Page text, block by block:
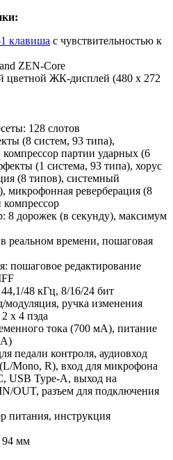
клавиша с чувствительностью к
ZEN-Core
цветной ЖК-дисплей (480 x 272
128 слотов
(8 систем, 93 типа),
компрессор партии ударных (6
(1 система, 93 типа), хорус
(8 типов), системный
микрофонная реверберация (8
8 дорожек (в секунду), максимум
реальном времени, пошаговая
пошаговое редактирование
48 кГц, 8/16/24 бит
модуляция, ручка изменения
x 4 пэда
тока (700 мА), питание
педали контроля, аудиовход
Mono, R), вход для микрофона
USB Type-A, выход на
OUT, разъем для подключения
питания, инструкция
94 мм